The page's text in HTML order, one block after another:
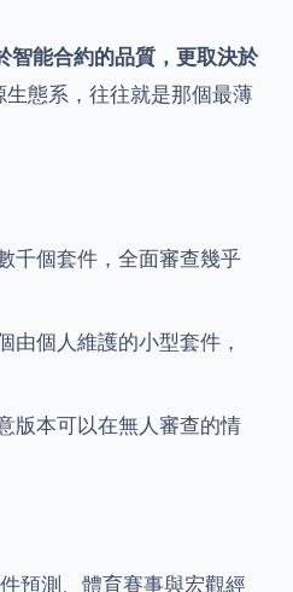
智能合約的品質，更取決於
態系，往往就是那個最薄
千個套件，全面審查幾乎
由個人維護的小型套件，
版本可以在無人審查的情
預測、體育賽事與宏觀經